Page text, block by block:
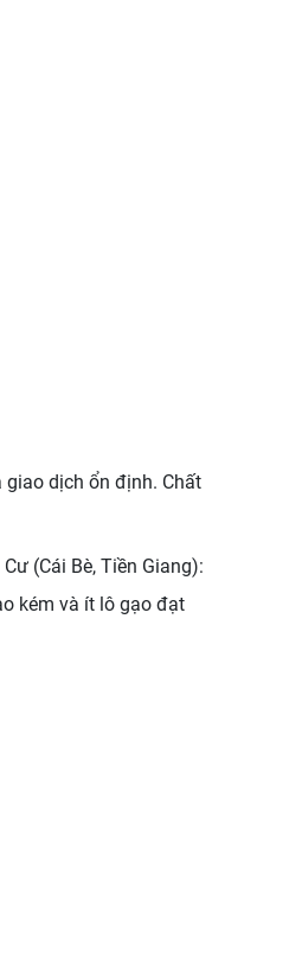
dịch ổn định. Chất
(Cái Bè, Tiền Giang):
kém và ít lô gạo đạt